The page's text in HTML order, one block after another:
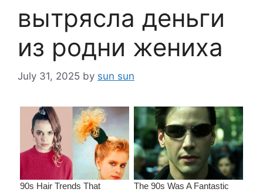
вытрясла деньги
из родни жениха
July 31, 2025 by sun sun